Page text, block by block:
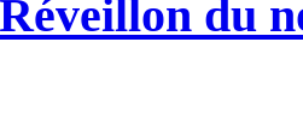
Réveillon du